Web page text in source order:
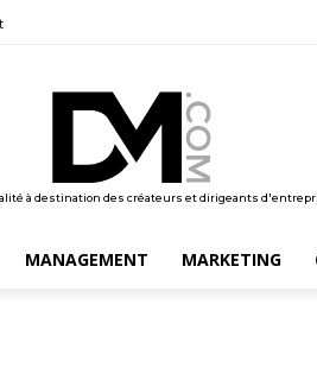
à destination des créateurs et dirigeants
MANAGEMENT MARKETING